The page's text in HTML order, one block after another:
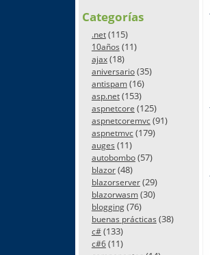
Categorías
.net(115)
10años (11)
ajax(18)
aniversario(35)
antispam(16)
asp.net(153)
aspnetcore (125)
aspnetcoremvc(91)
aspnetmvc(179)
auges (11)
autobombo(57)
blazor(48)
blazorserver(29)
blazorwasm(30)
blogging(76)
buenas prácticas (38)
c#(133)
c#6(11)